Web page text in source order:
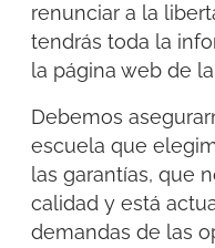
renunciar a la
tendrás toda la
la página web de
Debemos
escuela que
las garantías, que
calidad y está
demandas de las